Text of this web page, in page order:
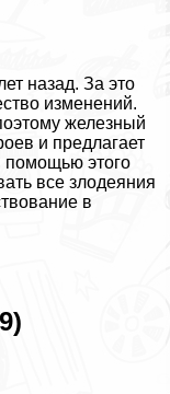
назад. За это
изменений.
железный
и предлагает
помощью этого
все злодеяния
в